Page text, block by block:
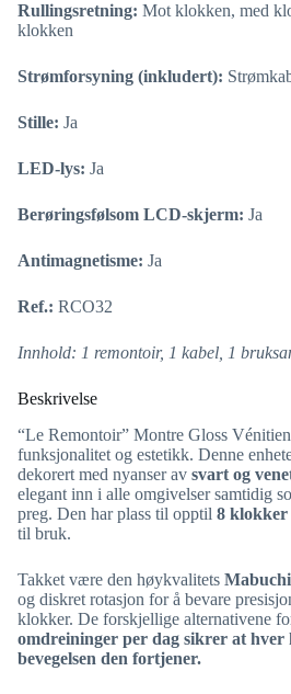
Rullingsretning: Mot klokken, med
klokken
Strømforsyning (inkludert):
Stille: Ja
LED-lys: Ja
Berøringsfølsom LCD-skjerm: Ja
Antimagnetisme: Ja
Ref.: RCO32
Innhold: 1 remontoir, 1 kabel, 1
Beskrivelse
“Le Remontoir” Montre Gloss
funksjonalitet og estetikk. Denne
dekorert med nyanser av svart og
elegant inn i alle omgivelser samtidig
preg. Den har plass til opptil 8 klokker
til bruk.
Takket være den høykvalitets Mabuchi
og diskret rotasjon for å bevare
klokker. De forskjellige alternativene
omdreininger per dag sikrer at hver
bevegelsen den fortjener.